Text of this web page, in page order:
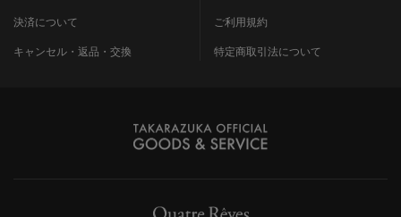
決済について
キャンセル・返品・交換
ご利用規約
特定商取引法について